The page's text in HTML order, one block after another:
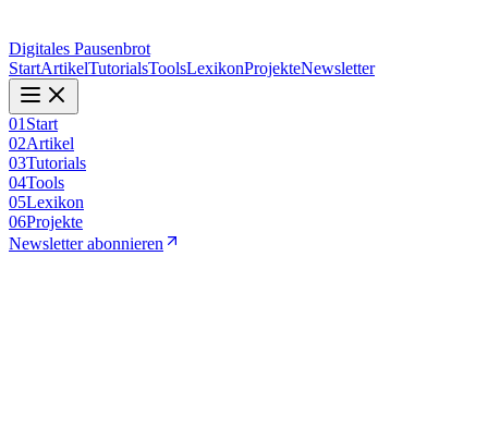
Digitales Pausenbrot
StartArtikelTutorialsToolsLexikonProjekteNewsletter
01 Start
02Artikel
03Tutorials
04Tools
05Lexikon
06Projekte
Newsletter abonnieren